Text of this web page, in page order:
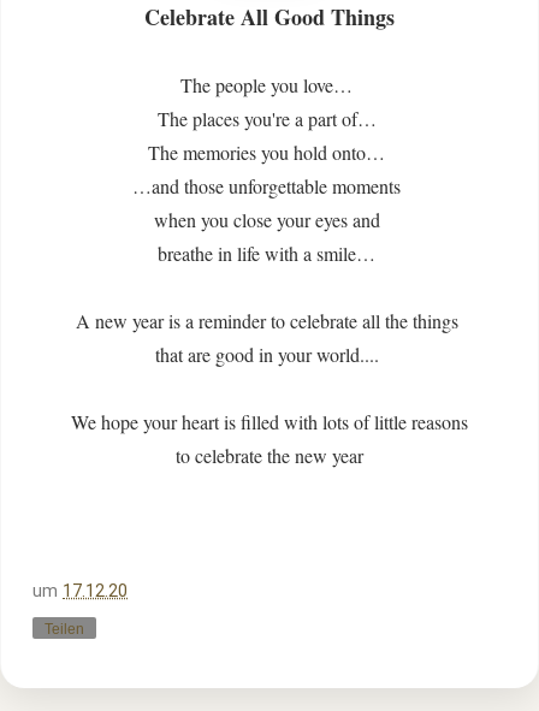
Celebrate All Good Things
The people you love…
The places you're a part of…
The memories you hold onto…
…and those unforgettable moments
when you close your eyes and
breathe in life with a smile…
A new year is a reminder to celebrate all the things
that are good in your world....
We hope your heart is filled with lots of little reasons
to celebrate the new year
um 17.12.20
Teilen